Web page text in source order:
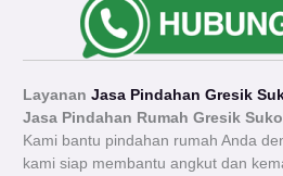
LayananJasa Pindahan Gresik
Jasa Pindahan Rumah Gresik
Kami bantu pindahan rumah Anda
kami siap membantu angkut dan